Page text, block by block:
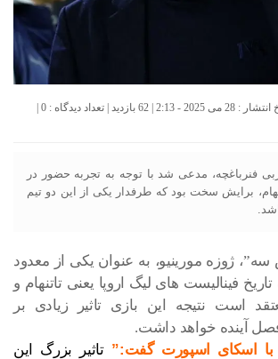
0
|
فنرباغچه، مدعی شد با توجه به تجربه حضور در
برایش سخت بود که طرفدار یکی از این دو تیم
ژوزه مورینیو، به عنوان یکی از معدود
فینالیست های لیگ اروپا یعنی تاتنهام و
است نتیجه این بازی تاثیر زیادی بر
آینده خواهد داشت.
با اسکای اسپورت گفت:”تاثیر بزرگ این